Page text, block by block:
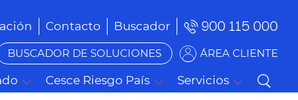
Contacto Buscador 900 115 000
BUSCADOR DE SOLUCIONES ÁREA CLIENTE
Cesce Riesgo País Servicios